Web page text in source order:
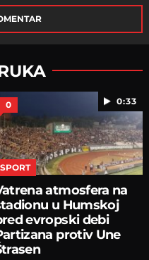
0:33
0
SPORT
atmosfera na
u Humskoj
evropski debi
protiv Une